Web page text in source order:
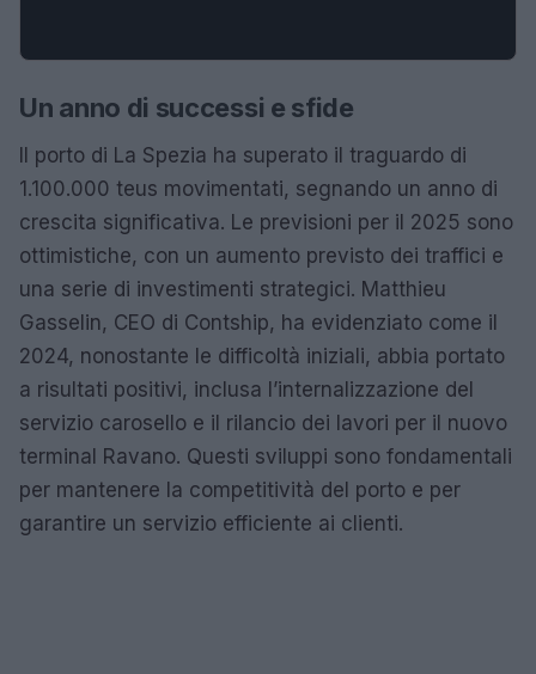
Un anno di successi e sfide
Il porto di La Spezia ha superato il traguardo di
1.100.000 teus movimentati, segnando un anno di
crescita significativa. Le previsioni per il 2025 sono
ottimistiche, con un aumento previsto dei traffici e
una serie di investimenti strategici. Matthieu
Gasselin, CEO di Contship, ha evidenziato come il
2024, nonostante le difficoltà iniziali, abbia portato
a risultati positivi, inclusa l’internalizzazione del
servizio carosello e il rilancio dei lavori per il nuovo
terminal Ravano. Questi sviluppi sono fondamentali
per mantenere la competitività del porto e per
garantire un servizio efficiente ai clienti.